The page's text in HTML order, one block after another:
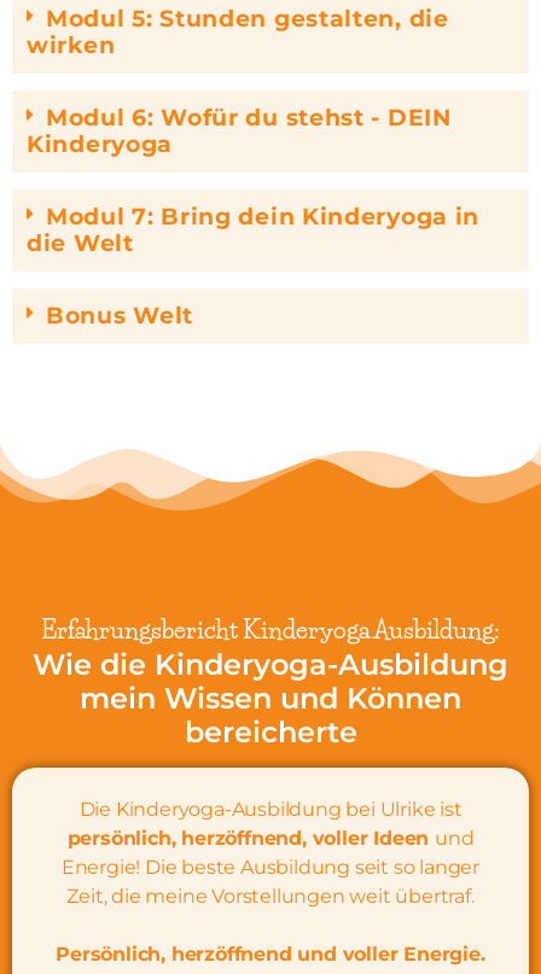
Modul 5: Stunden gestalten, die
wirken
Modul 6: Wofür du stehst - DEIN
Kinderyoga
Modul 7: Bring dein Kinderyoga in
die Welt
Bonus Welt
Erfahrungsbericht Kinderyoga Ausbildung:
Wie die Kinderyoga-Ausbildung
mein Wissen und Können
bereicherte
Die Kinderyoga-Ausbildung bei Ulrike ist
persönlich, herzöffnend, voller Ideen und
Energie! Die beste Ausbildung seit so langer
Zeit, die meine Vorstellungen weit übertraf.
Persönlich, herzöffnend und voller Energie.